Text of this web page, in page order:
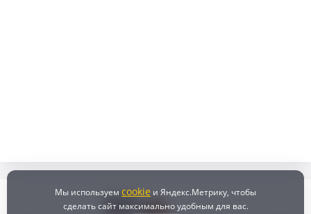
Мы используем cookie и Яндекс.Метрику, чтобы
сделать сайт максимально удобным для вас.